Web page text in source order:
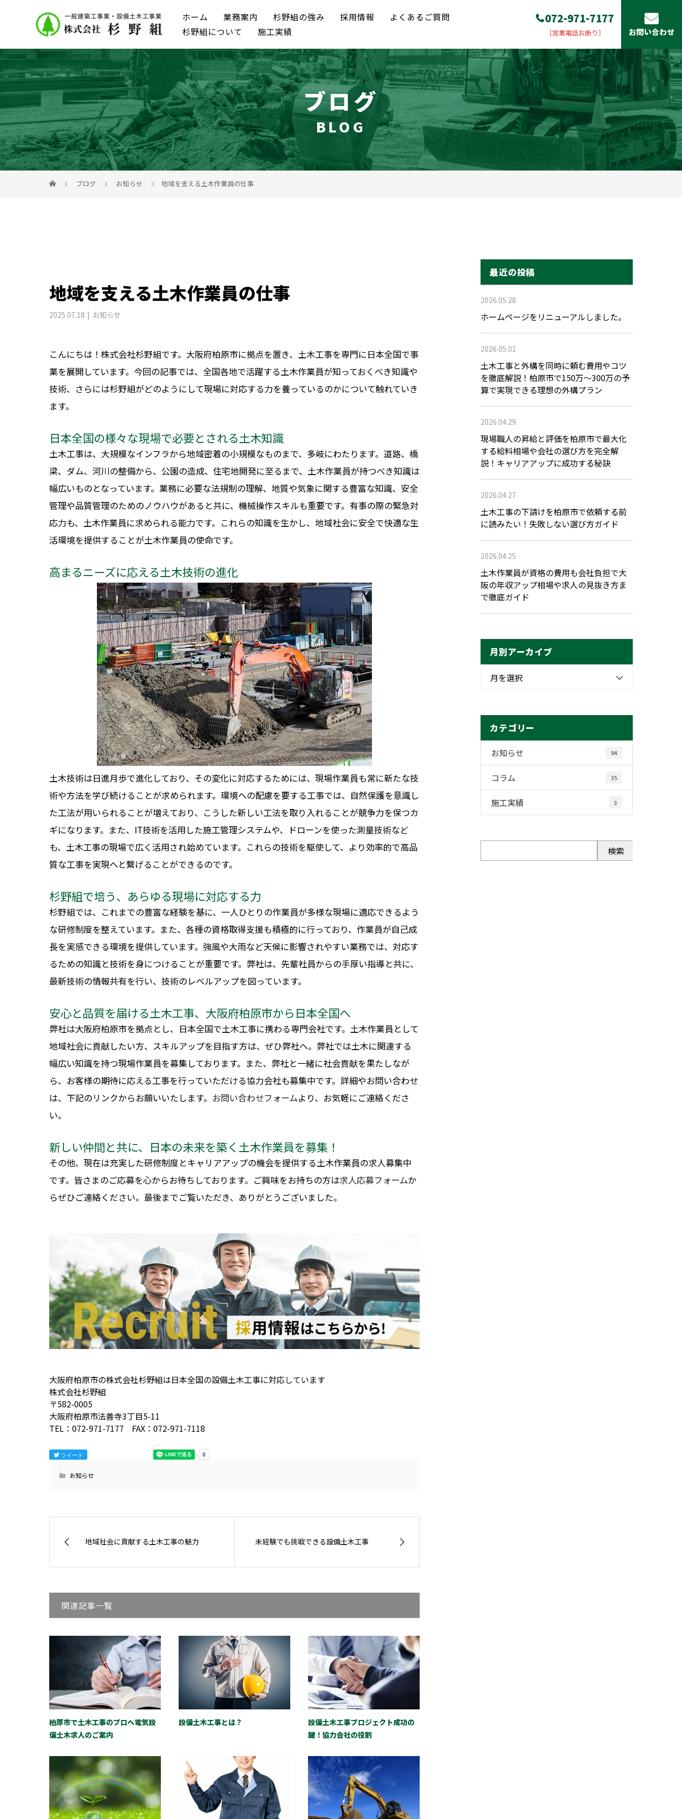
ホーム 業務案内 杉野組の強み 採用情報
よくあるご質問
杉野組について
施工実績
072-971-7177
［営業電話お断り］ お問い合わせ
ブログ
BLOG
ブログ お知らせ 地域を支える土木作業員の仕事
地域を支える土木作業員の仕事
2025.07.18 お知らせ
こんにちは！株式会社杉野組です。大阪府柏原市に拠点を置き、土木工事を専門に日本全国で事
業を展開しています。今回の記事では、全国各地で活躍する土木作業員が知っておくべき知識や
技術、さらには杉野組がどのようにして現場に対応する力を養っているのかについて触れていき
ます。
日本全国の様々な現場で必要とされる土木知識
土木工事は、大規模なインフラから地域密着の小規模なものまで、多岐にわたります。道路、橋
梁、ダム、河川の整備から、公園の造成、住宅地開発に至るまで、土木作業員が持つべき知識は
幅広いものとなっています。業務に必要な法規制の理解、地質や気象に関する豊富な知識、安全
管理や品質管理のためのノウハウがあると共に、機械操作スキルも重要です。有事の際の緊急対
応力も、土木作業員に求められる能力です。これらの知識を生かし、地域社会に安全で快適な生
活環境を提供することが土木作業員の使命です。
高まるニーズに応える土木技術の進化
土木技術は日進月歩で進化しており、その変化に対応するためには、現場作業員も常に新たな技
術や方法を学び続けることが求められます。環境への配慮を要する工事では、自然保護を意識し
た工法が用いられることが増えており、こうした新しい工法を取り入れることが競争力を保つカ
ギになります。また、IT技術を活用した施工管理システムや、ドローンを使った測量技術など
も、土木工事の現場で広く活用され始めています。これらの技術を駆使して、より効率的で高品
質な工事を実現へと繋げることができるのです。
杉野組で培う、あらゆる現場に対応する力
杉野組では、これまでの豊富な経験を基に、一人ひとりの作業員が多様な現場に適応できるよう
な研修制度を整えています。また、各種の資格取得支援も積極的に行っており、作業員が自己成
長を実感できる環境を提供しています。強風や大雨など天候に影響されやすい業務では、対応す
るための知識と技術を身につけることが重要です。弊社は、先輩社員からの手厚い指導と共に、
最新技術の情報共有を行い、技術のレベルアップを図っています。
安心と品質を届ける土木工事、大阪府柏原市から日本全国へ
弊社は大阪府柏原市を拠点とし、日本全国で土木工事に携わる専門会社です。土木作業員として
地域社会に貢献したい方、スキルアップを目指す方は、ぜひ弊社へ。弊社では土木に関連する
幅広い知識を持つ現場作業員を募集しております。また、弊社と一緒に社会貢献を果たしなが
ら、お客様の期待に応える工事を行っていただける協力会社も募集中です。詳細やお問い合わせ
は、下記のリンクからお願いいたします。 お問い合わせフォームより、お気軽にご連絡くださ
い。
新しい仲間と共に、日本の未来を築く土木作業員を募集！
その他、現在は充実した研修制度とキャリアアップの機会を提供する土木作業員の求人募集中
です。皆さまのご応募を心からお待ちしております。ご興味をお持ちの方は求人応募フォームか
らぜひご連絡ください。最後までご覧いただき、ありがとうございました。
大阪府柏原市の株式会社杉野組は日本全国の設備土木工事に対応しています
株式会社杉野組
〒582-0005
大阪府柏原市法善寺3丁目5-11
TEL：072-971-7177 FAX：072-971-7118
ツイート
お知らせ
地域社会に貢献する土木工事の魅力 未経験でも挑戦できる設備土木工事
関連記事一覧
柏原市で土木工事のプロへ電気設
備土木求人のご案内
設備土木工事とは？
設備土木工事プロジェクト成功の
鍵！協力会社の役割
最近の投稿
2026.05.28
ホームページをリニューアルしました。
2026.05.01
土木工事と外構を同時に頼む費用やコツ
を徹底解説！柏原市で150万〜300万の予
算で実現できる理想の外構プラン
2026.04.29
現場職人の昇給と評価を柏原市で最大化
する給料相場や会社の選び方を完全解
説！キャリアアップに成功する秘訣
2026.04.27
土木工事の下請けを柏原市で依頼する前
に読みたい！失敗しない選び方ガイド
2026.04.25
土木作業員が資格の費用も会社負担で大
阪の年収アップ相場や求人の見抜き方ま
で徹底ガイド
月別アーカイブ
月を選択
カテゴリー
お知らせ 94
コラム 35
施工実績 3